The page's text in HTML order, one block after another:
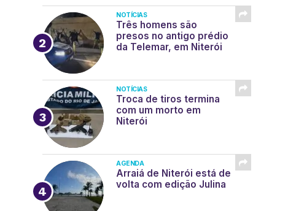
NOTÍCIAS
Três homens são
presos no antigo prédio
da Telemar, em Niterói
NOTÍCIAS
Troca de tiros termina
com um morto em
Niterói
AGENDA
Arraiá de Niterói está de
volta com edição Julina